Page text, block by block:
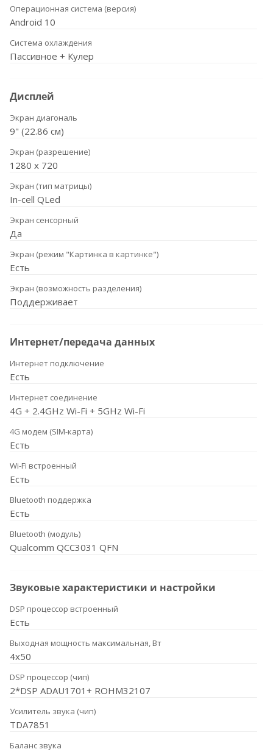
Операционная система (версия)
Android 10
Система охлаждения
Пассивное + Кулер
Дисплей
Экран диагональ
9" (22.86 см)
Экран (разрешение)
1280 х 720
Экран (тип матрицы)
In-cell QLed
Экран сенсорный
Да
Экран (режим "Картинка в картинке")
Есть
Экран (возможность разделения)
Поддерживает
Интернет/передача данных
Интернет подключение
Есть
Интернет соединение
4G + 2.4GHz Wi-Fi + 5GHz Wi-Fi
4G модем (SIM-карта)
Есть
Wi-Fi встроенный
Есть
Bluetooth поддержка
Есть
Bluetooth (модуль)
Qualcomm QCC3031 QFN
Звуковые характеристики и настройки
DSP процессор встроенный
Есть
Выходная мощность максимальная, Вт
4x50
DSP процессор (чип)
2*DSP ADAU1701+ ROHM32107
Усилитель звука (чип)
TDA7851
Баланс звука